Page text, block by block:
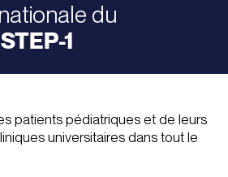
du
STEP-1
patients pédiatriques et de leurs
universitaires dans tout le